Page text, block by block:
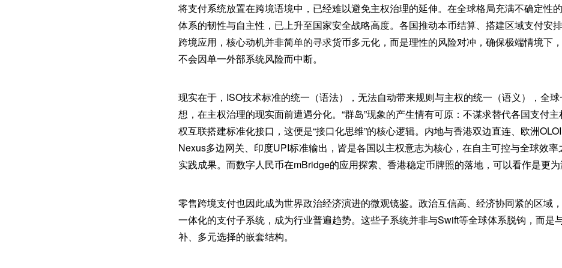
将支付系统放置在跨境语境中，已经难以避免主权治理的延伸。在全球格局充满不确定性
体系的韧性与自主性，已上升至国家安全战略高度。各国推动本币结算、搭建区域支付安
跨境应用，核心动机并非简单的寻求货币多元化，而是理性的风险对冲，确保极端情境下
不会因单一外部系统风险而中断。
现实在于，ISO技术标准的统一（语法），无法自动带来规则与主权的统一（语义），全
想，在主权治理的现实面前遭遇分化。“群岛”现象的产生情有可原：不谋求替代各国支付
权互联搭建标准化接口，这便是“接口化思维”的核心逻辑。内地与香港双边直连、欧洲
Nexus多边网关、印度UPI标准输出，皆是各国以主权意志为核心，在自主可控与全球效率
实践成果。而数字人民币在mBridge的应用探索、香港稳定币牌照的落地，可以看作是更为
零售跨境支付也因此成为世界政治经济演进的微观镜鉴。政治互信高、经济协同紧的区域
一体化的支付子系统，成为行业普遍趋势。这些子系统并非与Swift等全球体系脱钩，而是
补、多元选择的嵌套结构。